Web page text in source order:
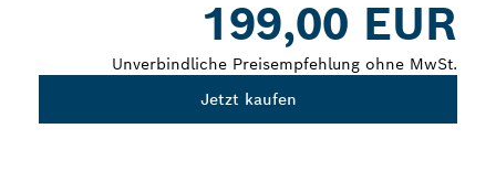
199,00 EUR
Unverbindliche Preisempfehlung ohne MwSt.
Jetzt kaufen